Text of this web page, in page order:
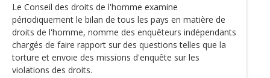
Le Conseil des droits de l'homme examine
périodiquement le bilan de tous les pays en matière de
droits de l'homme, nomme des enquêteurs indépendants
chargés de faire rapport sur des questions telles que la
torture et envoie des missions d'enquête sur les
violations des droits.